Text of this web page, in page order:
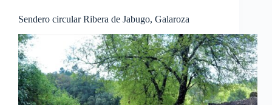
Sendero circular Ribera de Jabugo, Galaroza